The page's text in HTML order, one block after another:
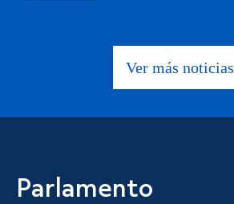
Ver más noticias
Parlamento